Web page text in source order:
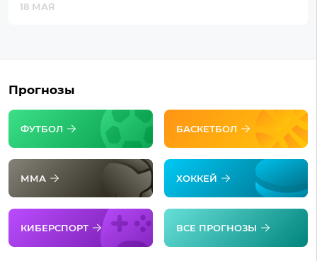
18 МАЯ
Прогнозы
ФУТБОЛ БАСКЕТБОЛ
ММА ХОККЕЙ
КИБЕРСПОРТ ВСЕ ПРОГНОЗЫ